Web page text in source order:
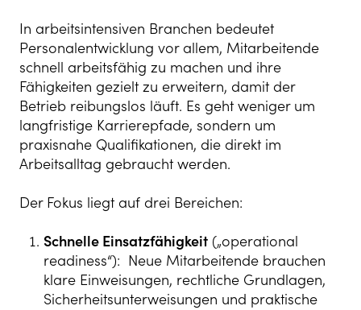
In arbeitsintensiven Branchen bedeutet
Personalentwicklung vor allem, Mitarbeitende
schnell arbeitsfähig zu machen und ihre
Fähigkeiten gezielt zu erweitern, damit der
Betrieb reibungslos läuft. Es geht weniger um
langfristige Karrierepfade, sondern um
praxisnahe Qualifikationen, die direkt im
Arbeitsalltag gebraucht werden.
Der Fokus liegt auf drei Bereichen:
Schnelle Einsatzfähigkeit („operational
readiness“): Neue Mitarbeitende brauchen
klare Einweisungen, rechtliche Grundlagen,
Sicherheitsunterweisungen und praktische